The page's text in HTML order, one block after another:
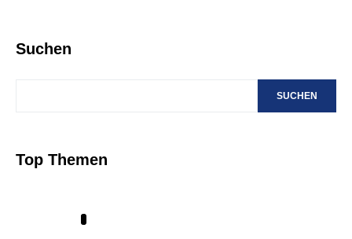
Suchen
SUCHEN
Top Themen